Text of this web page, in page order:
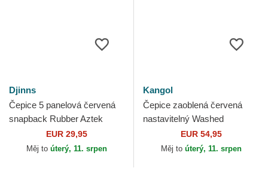
Djinns
Čepice 5 panelová červená
snapback Rubber Aztek
EUR 29,95
Měj to úterý, 11. srpen
Kangol
Čepice zaoblená červená
nastavitelný Washed
Baseball Cordovan Kangol
EUR 54,95
Měj to úterý, 11. srpen